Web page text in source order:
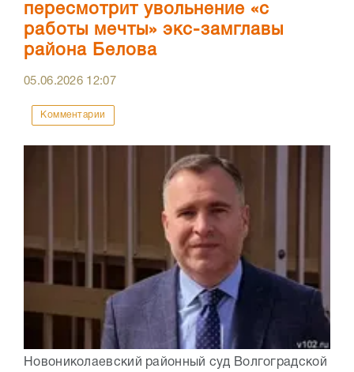
пересмотрит увольнение «с
работы мечты» экс-замглавы
района Белова
05.06.2026 12:07
Комментарии
Новониколаевский районный суд Волгоградской